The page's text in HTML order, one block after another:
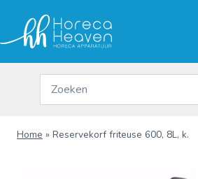
inhoud
Home » Reservekorf friteuse 600, 8L, k.